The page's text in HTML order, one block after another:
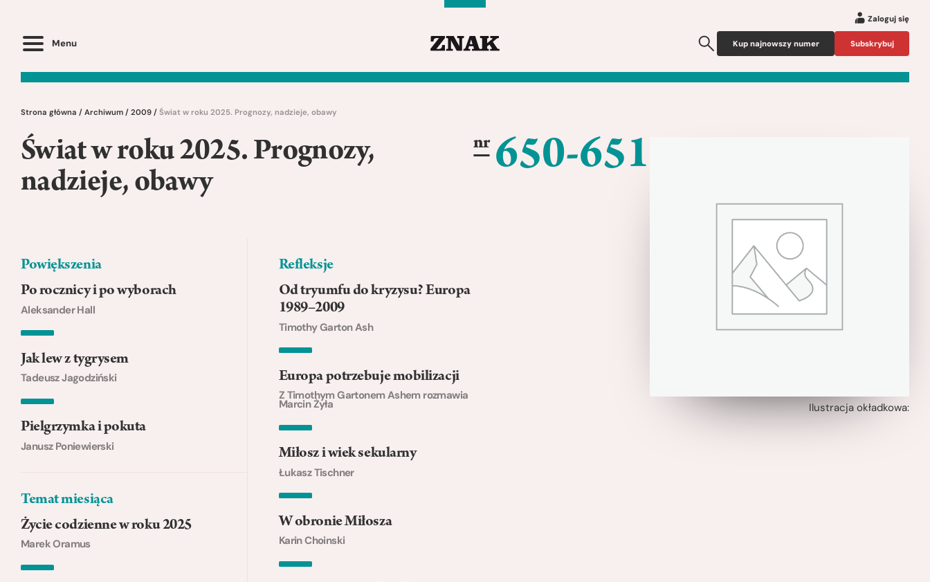
Menu
Zaloguj się
Kup najnowszy numer Subskrybuj
Strona główna / Archiwum / 2009 / Świat w roku 2025. Prognozy, nadzieje, obawy
Świat w roku 2025. Prognozy,
nadzieje, obawy
Powiększenia
Po rocznicy i po wyborach
Aleksander Hall
Jak lew z tygrysem
Tadeusz Jagodziński
Pielgrzymka i pokuta
Janusz Poniewierski
Temat miesiąca
Życie codzienne w roku 2025
Marek Oramus
Refleksje
Od tryumfu do kryzysu? Europa
1989–2009
Timothy Garton Ash
Europa potrzebuje mobilizacji
Z Timothym Gartonem Ashem rozmawia
Marcin Żyła
Miłosz i wiek sekularny
Łukasz Tischner
W obronie Miłosza
Karin Choinski
nr 650-651
Ilustracja okładkowa: